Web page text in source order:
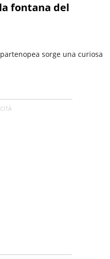
fontana del
sorge una curiosa